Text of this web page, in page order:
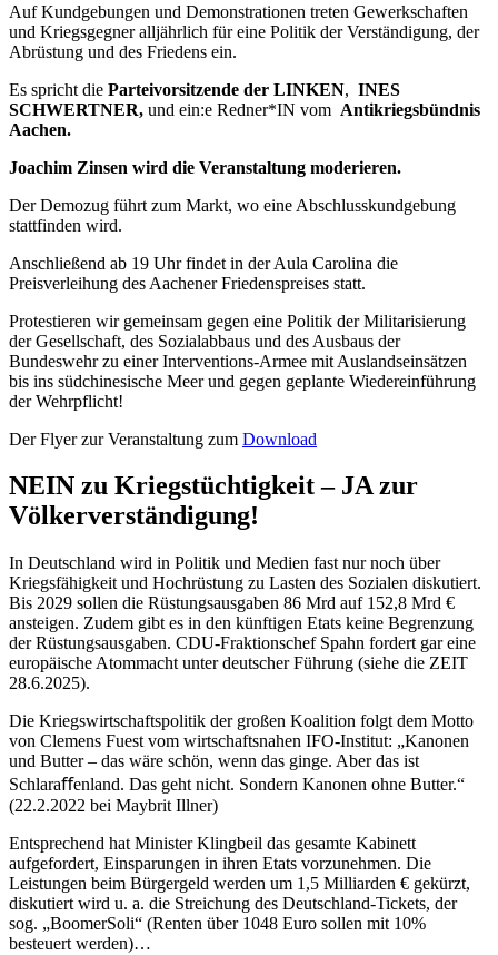
Auf Kundgebungen und Demonstrationen treten Gewerkschaften
und Kriegsgegner alljährlich für eine Politik der Verständigung, der
Abrüstung und des Friedens ein.
Es spricht die Parteivorsitzende der LINKEN, INES
SCHWERTNER, und ein:e Redner*IN vom Antikriegsbündnis
Aachen.
Joachim Zinsen wird die Veranstaltung moderieren.
Der Demozug führt zum Markt, wo eine Abschlusskundgebung
stattfinden wird.
Anschließend ab 19 Uhr findet in der Aula Carolina die
Preisverleihung des Aachener Friedenspreises statt.
Protestieren wir gemeinsam gegen eine Politik der Militarisierung
der Gesellschaft, des Sozialabbaus und des Ausbaus der
Bundeswehr zu einer Interventions-Armee mit Auslandseinsätzen
bis ins südchinesische Meer und gegen geplante Wiedereinführung
der Wehrpflicht!
Der Flyer zur Veranstaltung zum Download
NEIN zu Kriegstüchtigkeit – JA zur
Völkerverständigung!
In Deutschland wird in Politik und Medien fast nur noch über
Kriegsfähigkeit und Hochrüstung zu Lasten des Sozialen diskutiert.
Bis 2029 sollen die Rüstungsausgaben 86 Mrd auf 152,8 Mrd €
ansteigen. Zudem gibt es in den künftigen Etats keine Begrenzung
der Rüstungsausgaben. CDU-Fraktionschef Spahn fordert gar eine
europäische Atommacht unter deutscher Führung (siehe die ZEIT
28.6.2025).
Die Kriegswirtschaftspolitik der großen Koalition folgt dem Motto
von Clemens Fuest vom wirtschaftsnahen IFO-Institut: „Kanonen
und Butter – das wäre schön, wenn das ginge. Aber das ist
Schlaraﬀenland. Das geht nicht. Sondern Kanonen ohne Butter.“
(22.2.2022 bei Maybrit Illner)
Entsprechend hat Minister Klingbeil das gesamte Kabinett
aufgefordert, Einsparungen in ihren Etats vorzunehmen. Die
Leistungen beim Bürgergeld werden um 1,5 Milliarden € gekürzt,
diskutiert wird u. a. die Streichung des Deutschland-Tickets, der
sog. „BoomerSoli“ (Renten über 1048 Euro sollen mit 10%
besteuert werden)…